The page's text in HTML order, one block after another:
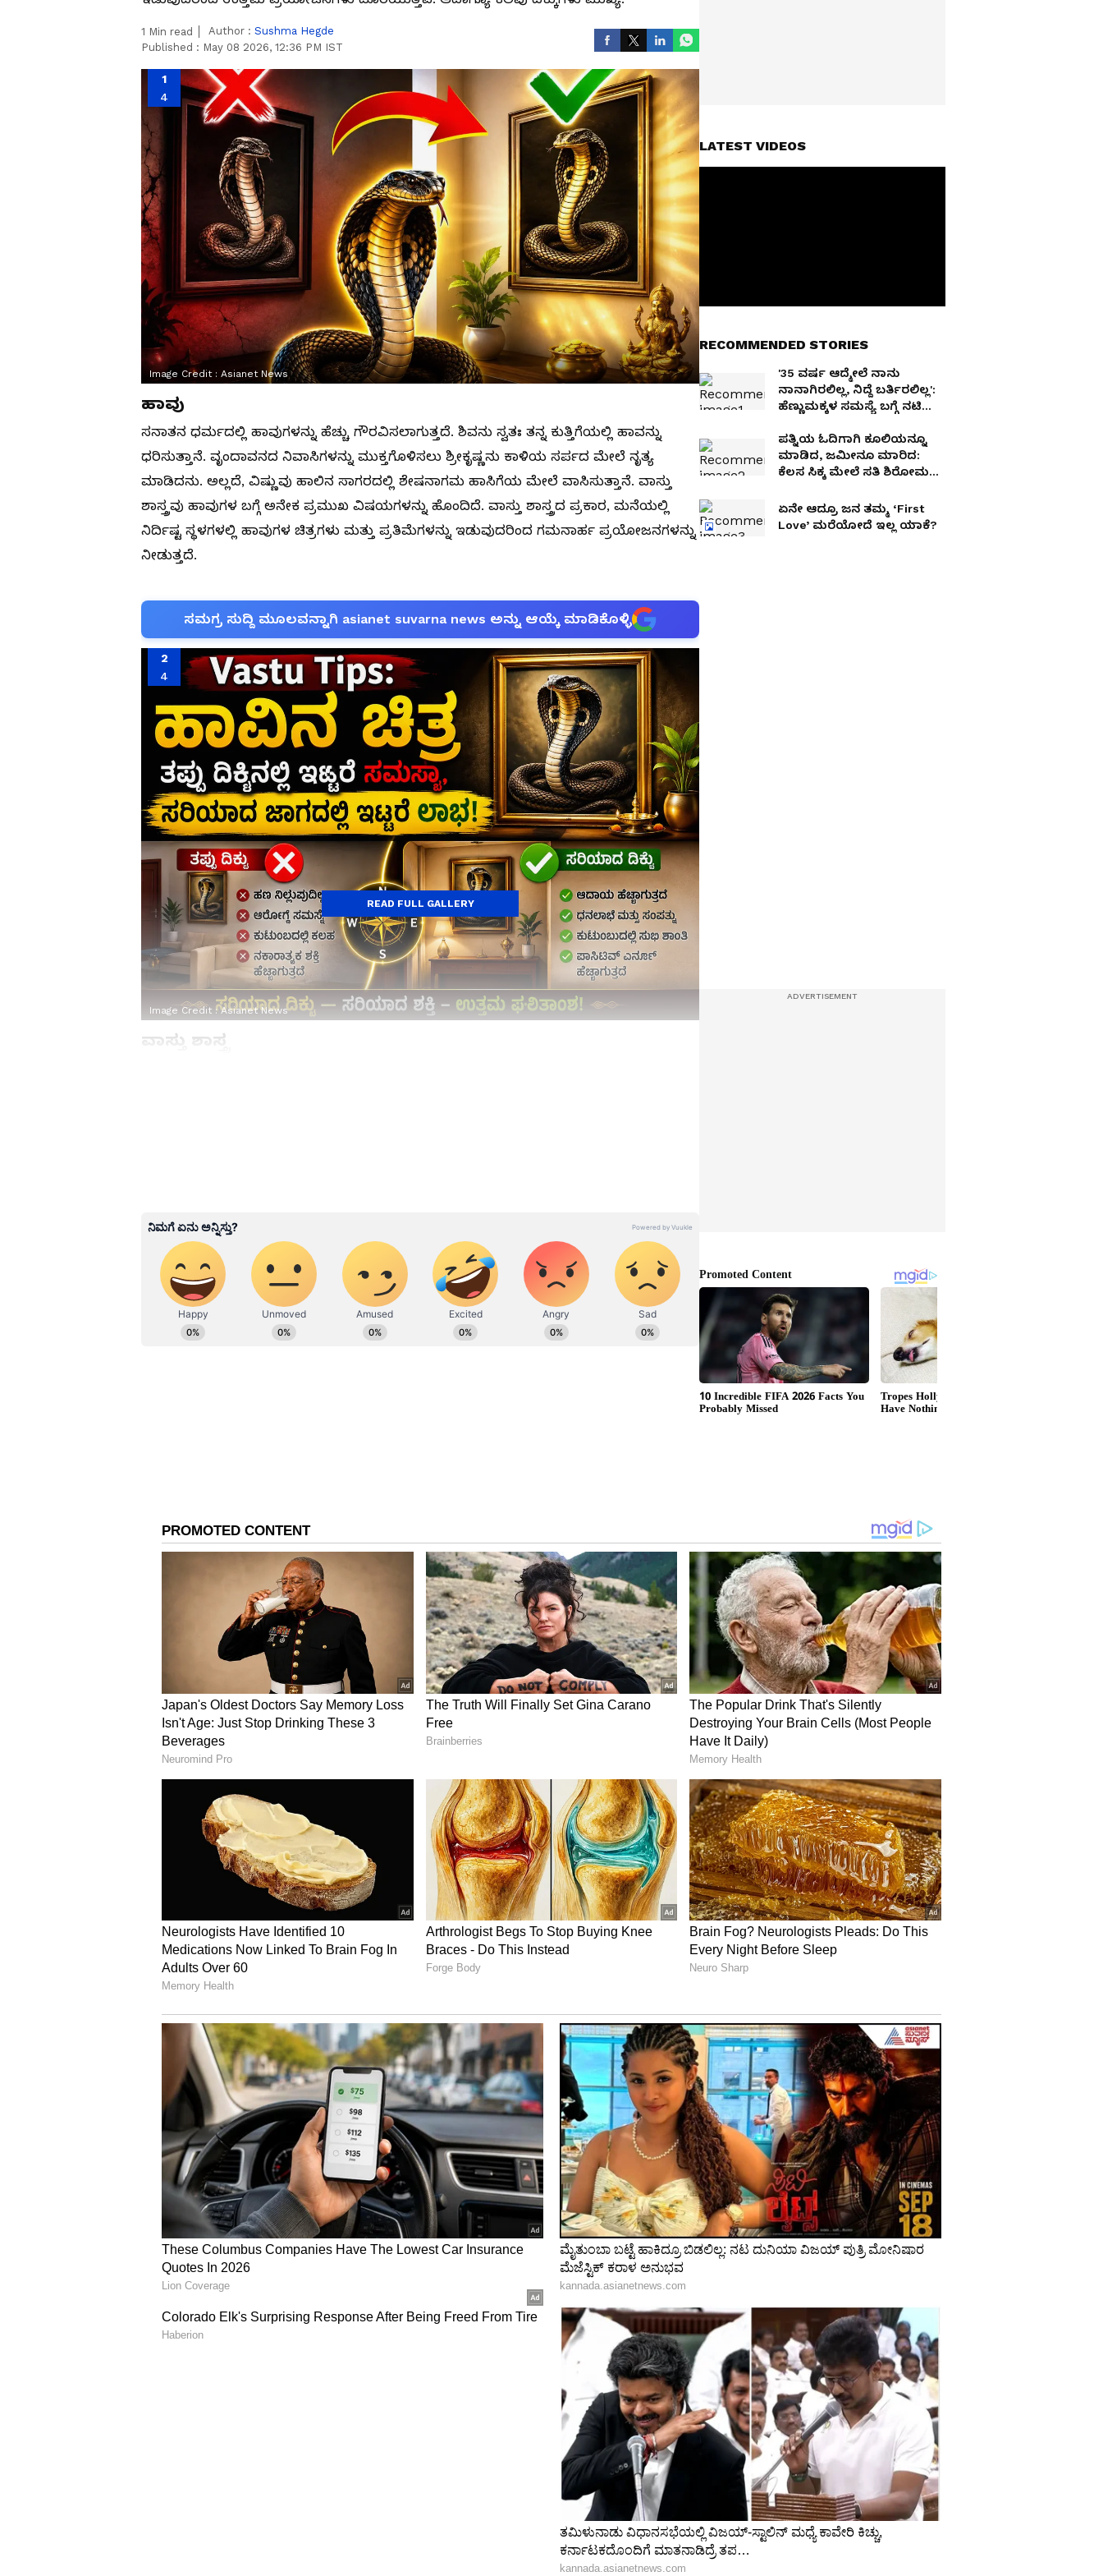
1 Min read Author : Sushma Hegde
Published : May 08 2026, 12:36 PM IST
1
4
Image Credit : Asianet News
ಹಾವು
ಸನಾತನ ಧರ್ಮದಲ್ಲಿ ಹಾವುಗಳನ್ನು ಹೆಚ್ಚು ಗೌರವಿಸಲಾಗುತ್ತದೆ. ಶಿವನು ಸ್ವತಃ ತನ್ನ ಕುತ್ತಿಗೆಯಲ್ಲಿ ಹಾವನ್ನು
ಧರಿಸುತ್ತಾನೆ. ವೃಂದಾವನದ ನಿವಾಸಿಗಳನ್ನು ಮುಕ್ತಗೊಳಿಸಲು ಶ್ರೀಕೃಷ್ಣನು ಕಾಳಿಯ ಸರ್ಪದ ಮೇಲೆ ನೃತ್ಯ
ಮಾಡಿದನು. ಅಲ್ಲದೆ, ವಿಷ್ಣುವು ಹಾಲಿನ ಸಾಗರದಲ್ಲಿ ಶೇಷನಾಗಮ ಹಾಸಿಗೆಯ ಮೇಲೆ ವಾಸಿಸುತ್ತಾನೆ. ವಾಸ್ತು
ಶಾಸ್ತ್ರವು ಹಾವುಗಳ ಬಗ್ಗೆ ಅನೇಕ ಪ್ರಮುಖ ವಿಷಯಗಳನ್ನು ಹೊಂದಿದೆ. ವಾಸ್ತು ಶಾಸ್ತ್ರದ ಪ್ರಕಾರ, ಮನೆಯಲ್ಲಿ
ನಿರ್ದಿಷ್ಟ ಸ್ಥಳಗಳಲ್ಲಿ ಹಾವುಗಳ ಚಿತ್ರಗಳು ಮತ್ತು ಪ್ರತಿಮೆಗಳನ್ನು ಇಡುವುದರಿಂದ ಗಮನಾರ್ಹ ಪ್ರಯೋಜನಗಳನ್ನು
ನೀಡುತ್ತದೆ.
ಸಮಗ್ರ ಸುದ್ದಿ ಮೂಲವನ್ನಾಗಿ asianet suvarna news ಅನ್ನು ಆಯ್ಕೆ ಮಾಡಿಕೊಳ್ಳಿ
2
4
Image Credit :Asianet News
ವಾಸ್ತು ಶಾಸ್ತ್ರ
Asianet News
ಹಾವಿನ ಚಿತ್ರ
ವಾಸ್ತು ಶಾಸ್ತ್ರದ ಪ್ರಕಾರ ಮನೆಯಲ್ಲಿ ಸಕಾರಾತ್ಮಕ ಶಕ್ತಿಯ ಹರಿವನ್ನು ಹೆಚ್ಚಿಸಲು, ಉತ್ತರ ಅಥವಾ ಪೂರ್ವ
ದಿಕ್ಕಿನಲ್ಲಿ ಹಾವಿನ ಚಿತ್ರ ಅಥವಾ ಪ್ರತಿಮೆಯನ್ನು ಇಡಬೇಕು. ಇತರ ದಿಕ್ಕುಗಳಲ್ಲಿ ಹಾವುಗಳ ಚಿತ್ರಗಳನ್ನು
ತಪ್ಪಿಸಬೇಕು.
ಅಥವಾ ಪ್ರತಿಮೆಗಳು ಸಕಾರಾತ್ಮಕ ಶಕ್ತಿಯನ್ನು ನಿರ್ಬಂಧಿಸುತ್ತವೆ ಮತ್ತು ಭಯವನ್ನು ಉಂಟುಮಾಡುತ್ತವೆ. ಈ
ಚಿತ್ರಗಳನ್ನು ಅಥವಾ ಪ್ರತಿಮೆಗಳನ್ನು ನಿಮ್ಮ ಮನೆ ಅಥವಾ ಅಡುಗೆಮನೆಯ ಮುಖ್ಯ ದ್ವಾರದ ಮುಂದೆ ಎಂದಿಗೂ
4
ಅನೇಕ ಜನರು ಜ್ಯೋತಿಷಿಗಳ ಸಲಹೆಯನ್ನು ಅನುಸರಿಸಿ, ಮನೆ ಕಟ್ಟುವ ಮೊದಲು ಅದರ ಅಡಿಪಾಯದ ಮೇಲೆ
ಒಂದು ಜೋಡಿ ಲೋಹದ ಹಾವುಗಳನ್ನು ಇಡುತ್ತಾರೆ. ಅಡಿಪಾಯದ ಮೇಲೆ ಒಂದು ಜೋಡಿ ಹಾವುಗಳನ್ನು
ಇರಿಸುವ ಮನೆಗಳಿಗೆ ಬಡತನ ಮತ್ತು ದುಃಖ ಎಂದಿಗೂ ಪ್ರವೇಶಿಸುವುದಿಲ್ಲ ಎಂದು ಹೇಳಲಾಗುತ್ತದೆ.
READ FULL GALLERY
LATEST VIDEOS
RECOMMENDED STORIES
'35 ವರ್ಷ ಆದ್ಮೇಲೆ ನಾನು
ನಾನಾಗಿರಲಿಲ್ಲ, ನಿದ್ದೆ ಬರ್ತಿರಲಿಲ್ಲ':
ಹೆಣ್ಣುಮಕ್ಕಳ ಸಮಸ್ಯೆ ಬಗ್ಗೆ ನಟಿ
ಪತ್ನಿಯ ಓದಿಗಾಗಿ ಕೂಲಿಯನ್ನೂ
ಮಾಡಿದ, ಜಮೀನೂ ಮಾರಿದ:
ಕೆಲಸ ಸಿಕ್ಕ ಮೇಲೆ ಸತಿ ಶಿರೋಮಣಿ
ಏನೇ ಆದ್ರೂ ಜನ ತಮ್ಮ ‘First
Love’ ಮರೆಯೋದೆ ಇಲ್ಲ ಯಾಕೆ?